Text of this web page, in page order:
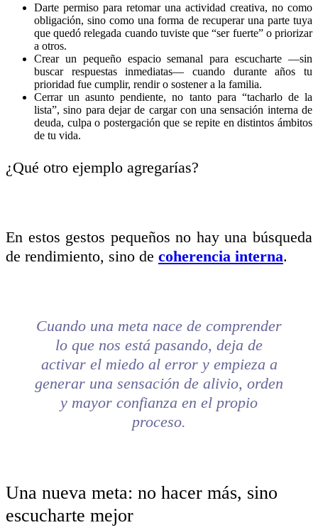
Darte permiso para retomar una actividad creativa, no como
obligación, sino como una forma de recuperar una parte tuya
que quedó relegada cuando tuviste que “ser fuerte” o priorizar
a otros.
Crear un pequeño espacio semanal para escucharte —sin
buscar respuestas inmediatas— cuando durante años tu
prioridad fue cumplir, rendir o sostener a la familia.
Cerrar un asunto pendiente, no tanto para “tacharlo de la
lista”, sino para dejar de cargar con una sensación interna de
deuda, culpa o postergación que se repite en distintos ámbitos
de tu vida.
¿Qué otro ejemplo agregarías?
En estos gestos pequeños no hay una búsqueda
de rendimiento, sino de coherencia interna.
Cuando una meta nace de comprender
lo que nos está pasando, deja de
activar el miedo al error y empieza a
generar una sensación de alivio, orden
y mayor confianza en el propio
proceso.
Una nueva meta: no hacer más, sino
escucharte mejor